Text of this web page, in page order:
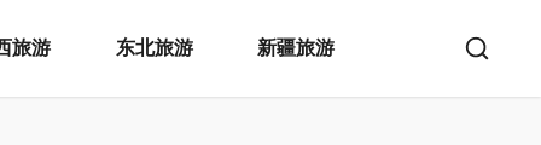
旅游 东北旅游 新疆旅游